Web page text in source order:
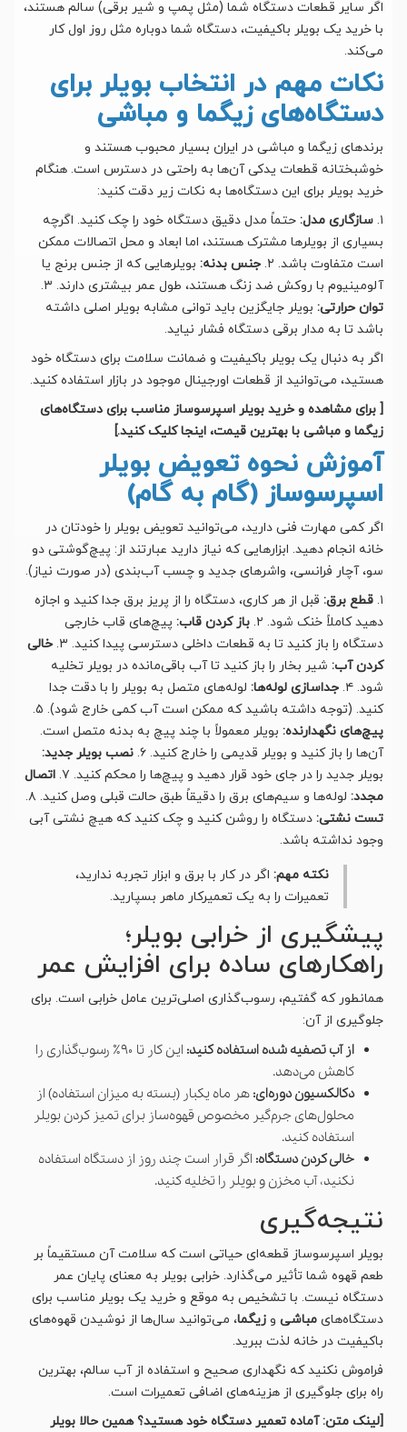
اگر سایر قطعات دستگاه شما (مثل پمپ و شیر برقی) سالم هستند،
با خرید یک بویلر باکیفیت، دستگاه شما دوباره مثل روز اول کار
می‌کند.
نکات مهم در انتخاب بویلر برای
دستگاه‌های زیگما و مباشی
برندهای زیگما و مباشی در ایران بسیار محبوب هستند و
خوشبختانه قطعات یدکی آن‌ها به راحتی در دسترس است. هنگام
خرید بویلر برای این دستگاه‌ها به نکات زیر دقت کنید:
۱. سازگاری مدل: حتماً مدل دقیق دستگاه خود را چک کنید. اگرچه
بسیاری از بویلرها مشترک هستند، اما ابعاد و محل اتصالات ممکن
است متفاوت باشد. ۲.
جنس بدنه: بویلرهایی که از جنس برنج یا
آلومینیوم با روکش ضد زنگ هستند، طول عمر بیشتری دارند. ۳.
توان حرارتی: بویلر جایگزین باید توانی مشابه بویلر اصلی داشته
باشد تا به مدار برقی دستگاه فشار نیاید.
اگر به دنبال یک بویلر باکیفیت و ضمانت سلامت برای دستگاه خود
هستید، می‌توانید از قطعات اورجینال موجود در بازار استفاده کنید.
[ برای مشاهده و خرید بویلر اسپرسوساز مناسب برای دستگاه‌های
زیگما و مباشی با بهترین قیمت، اینجا کلیک کنید.]
آموزش نحوه تعویض بویلر
اسپرسوساز (گام به گام)
اگر کمی مهارت فنی دارید، می‌توانید تعویض بویلر را خودتان در
خانه انجام دهید. ابزارهایی که نیاز دارید عبارتند از: پیچ‌گوشتی دو
سو، آچار فرانسی، واشرهای جدید و چسب آب‌بندی (در صورت نیاز).
۱. قطع برق: قبل از هر کاری، دستگاه را از پریز برق جدا کنید و اجازه
دهید کاملاً خنک شود. ۲.
باز کردن قاب: پیچ‌های قاب خارجی
دستگاه را باز کنید تا به قطعات داخلی دسترسی پیدا کنید. ۳.
خالی
کردن آب: شیر بخار را باز کنید تا آب باقی‌مانده در بویلر تخلیه
شود. ۴.
جداسازی لوله‌ها: لوله‌های متصل به بویلر را با دقت جدا
کنید. (توجه داشته باشید که ممکن است آب کمی خارج شود). ۵.
پیچ‌های نگهدارنده: بویلر معمولاً با چند پیچ به بدنه متصل است.
آن‌ها را باز کنید و بویلر قدیمی را خارج کنید. ۶.
نصب بویلر جدید:
بویلر جدید را در جای خود قرار دهید و پیچ‌ها را محکم کنید. ۷.
اتصال
مجدد: لوله‌ها و سیم‌های برق را دقیقاً طبق حالت قبلی وصل کنید. ۸.
تست نشتی: دستگاه را روشن کنید و چک کنید که هیچ نشتی آبی
وجود نداشته باشد.
نکته مهم: اگر در کار با برق و ابزار تجربه ندارید،
تعمیرات را به یک تعمیرکار ماهر بسپارید.
پیشگیری از خرابی بویلر؛
راهکارهای ساده برای افزایش عمر
همانطور که گفتیم، رسوب‌گذاری اصلی‌ترین عامل خرابی است. برای
جلوگیری از آن:
از آب تصفیه شده استفاده کنید:
این کار تا ۹۰٪ رسوب‌گذاری را
کاهش می‌دهد.
دکالکسیون دوره‌ای: هر ماه یکبار (بسته به میزان استفاده) از
محلول‌های جرم‌گیر مخصوص قهوه‌ساز برای تمیز کردن بویلر
استفاده کنید.
خالی کردن دستگاه: اگر قرار است چند روز از دستگاه استفاده
نکنید، آب مخزن و بویلر را تخلیه کنید.
نتیجه‌گیری
بویلر اسپرسوساز قطعه‌ای حیاتی است که سلامت آن مستقیماً بر
طعم قهوه شما تأثیر می‌گذارد. خرابی بویلر به معنای پایان عمر
دستگاه نیست. با تشخیص به موقع و خرید یک بویلر مناسب برای
دستگاه‌های مباشی و زیگما، می‌توانید سال‌ها از نوشیدن قهوه‌های
باکیفیت در خانه لذت ببرید.
فراموش نکنید که نگهداری صحیح و استفاده از آب سالم، بهترین
راه برای جلوگیری از هزینه‌های اضافی تعمیرات است.
[لینک متن: آماده تعمیر دستگاه خود هستید؟ همین حالا بویلر